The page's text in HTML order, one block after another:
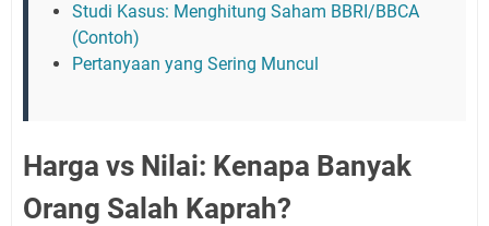
Studi Kasus: Menghitung Saham BBRI/BBCA
(Contoh)
Pertanyaan yang Sering Muncul
Harga vs Nilai: Kenapa Banyak
Orang Salah Kaprah?